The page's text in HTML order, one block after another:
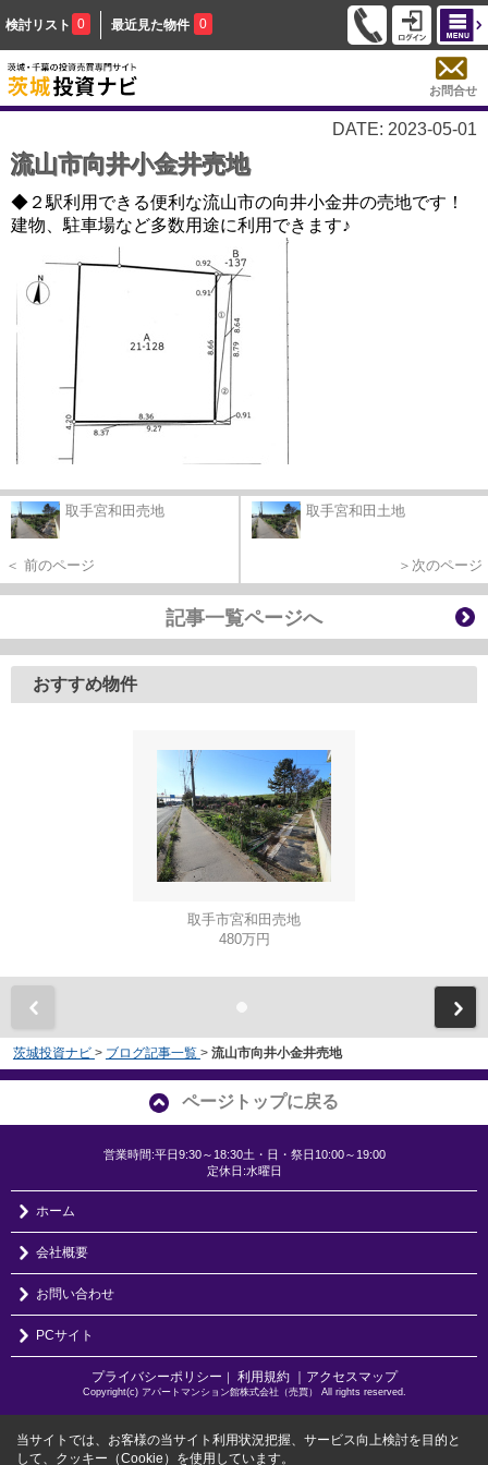
検討リスト 0 最近見た物件 0
お問合せ
DATE: 2023-05-01
流山市向井小金井売地
◆２駅利用できる便利な流山市の向井小金井の売地です！
建物、駐車場など多数用途に利用できます♪
取手宮和田売地
＜ 前のページ
取手宮和田土地
＞次のページ
記事一覧ページへ
おすすめ物件
取手市宮和田売地
480万円
茨城投資ナビ > ブログ記事一覧 > 流山市向井小金井売地
ページトップに戻る
営業時間:平日9:30～18:30土・日・祭日10:00～19:00
定休日:水曜日
ホーム
会社概要
お問い合わせ
PCサイト
プライバシーポリシー ｜ 利用規約 ｜アクセスマップ
Copyright(c) アパートマンション館株式会社（売買） All rights reserved.
当サイトでは、お客様の当サイト利用状況把握、サービス向上検討を目的と
して、クッキー（Cookie）を使用しています。